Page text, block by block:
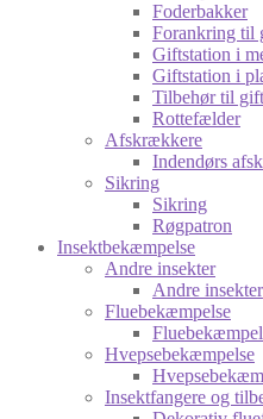
Foderbakker
Forankring til
Giftstation i
Giftstation i
Tilbehør til
Rottefælder
Afskrækkere
Indendørs
Sikring
Sikring
Røgpatron
Insektbekæmpelse
Andre insekter
Andre insekter
Fluebekæmpelse
Hvepsebekæmpelse
Insektfangere og